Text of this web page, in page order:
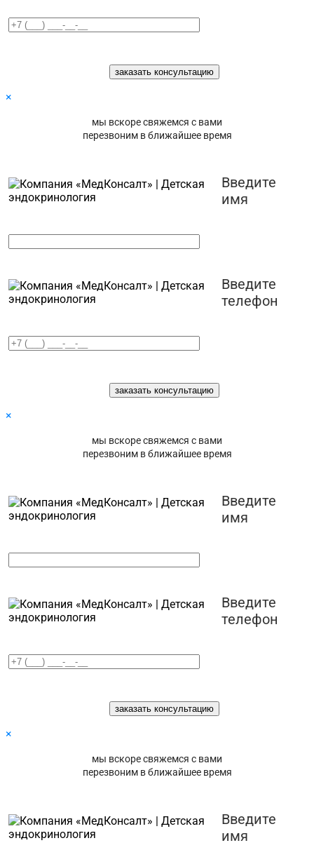
×
мы вскоре свяжемся с вами
перезвоним в ближайшее время
Введите
имя
Введите
телефон
×
мы вскоре свяжемся с вами
перезвоним в ближайшее время
Введите
имя
Введите
телефон
×
мы вскоре свяжемся с вами
перезвоним в ближайшее время
Введите
имя